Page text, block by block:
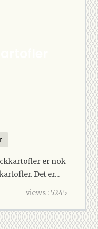
er nok
Det er...
views : 5245